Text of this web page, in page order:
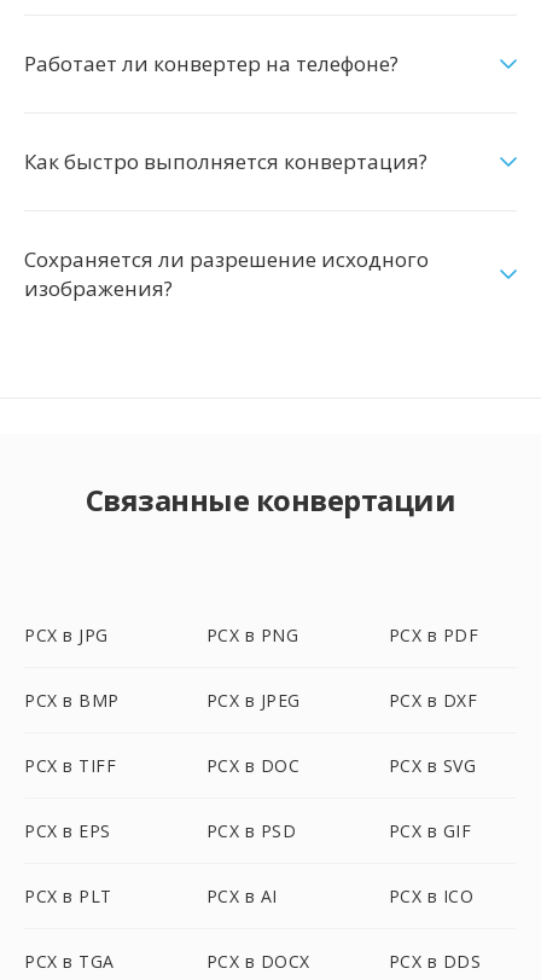
Работает ли конвертер на телефоне?
Как быстро выполняется конвертация?
Сохраняется ли разрешение исходного
изображения?
Связанные конвертации
PCX в JPG PCX в PNG PCX в PDF
PCX в BMP PCX в JPEG PCX в DXF
PCX в TIFF PCX в DOC PCX в SVG
PCX в EPS PCX в PSD PCX в GIF
PCX в PLT PCX в AI PCX в ICO
PCX в TGA PCX в DOCX PCX в DDS